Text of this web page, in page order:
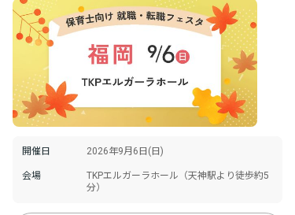
開催日 2026年9月6日(日)
会場
TKPエルガーラホール（天神駅より徒歩約5
分）